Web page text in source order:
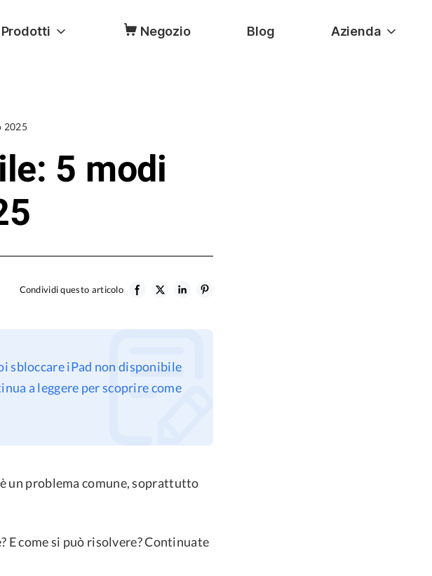
Prodotti Negozio Blog Azienda
2025
5 modi
Condividi questo articolo
sbloccare iPad non disponibile
a leggere per scoprire come
un problema comune, soprattutto
E come si può risolvere? Continuate